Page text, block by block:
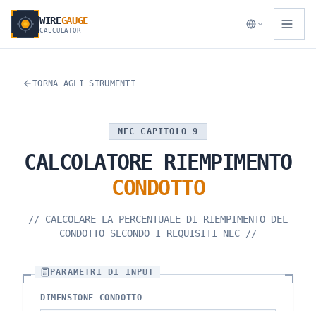
WIREGAUGE
CALCULATOR
TORNA AGLI STRUMENTI
NEC CAPITOLO 9
CALCOLATORE RIEMPIMENTO
CONDOTTO
// CALCOLARE LA PERCENTUALE DI RIEMPIMENTO DEL
CONDOTTO SECONDO I REQUISITI NEC //
PARAMETRI DI INPUT
DIMENSIONE CONDOTTO